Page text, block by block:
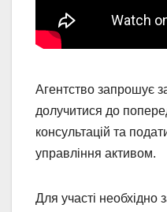
Агентство запрошує
долучитися до
консультацій та
управління активом.
Для участі необхідно